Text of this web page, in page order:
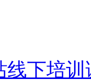
线下培训